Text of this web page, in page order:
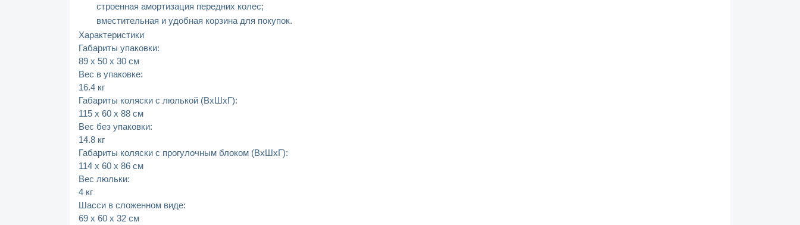
строенная амортизация передних колес;
вместительная и удобная корзина для покупок.
Характеристики
Габариты упаковки:
89 х 50 х 30 см
Вес в упаковке:
16.4 кг
Габариты коляски с люлькой (ВхШхГ):
115 х 60 х 88 см
Вес без упаковки:
14.8 кг
Габариты коляски с прогулочным блоком (ВхШхГ):
114 х 60 х 86 см
Вес люльки:
4 кг
Шасси в сложенном виде:
69 х 60 х 32 см